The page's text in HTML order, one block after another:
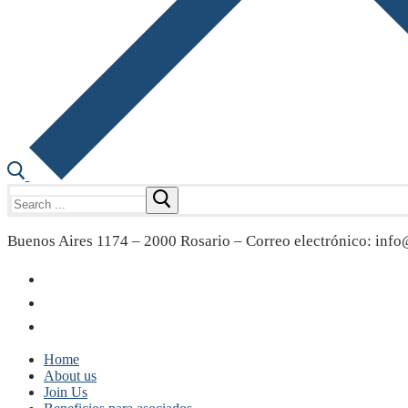
for:
Buenos Aires 1174 – 2000 Rosario – Correo electrónico:
Home
About us
Join Us